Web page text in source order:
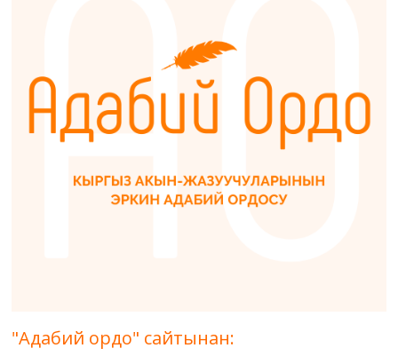
"Адабий ордо" сайтынан: